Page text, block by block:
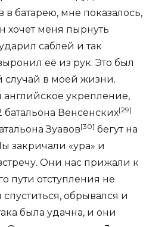
в батарею, мне показалось,
хочет меня пырнуть
саблей и так
её из рук. Это был
случай в моей жизни.
укрепление,
Венсенских[29]
Зуавов[30] бегут на
закричали «ура» и
Они нас прижали к
пути отступления не
спуститься, обрывался и
была удачна, и они